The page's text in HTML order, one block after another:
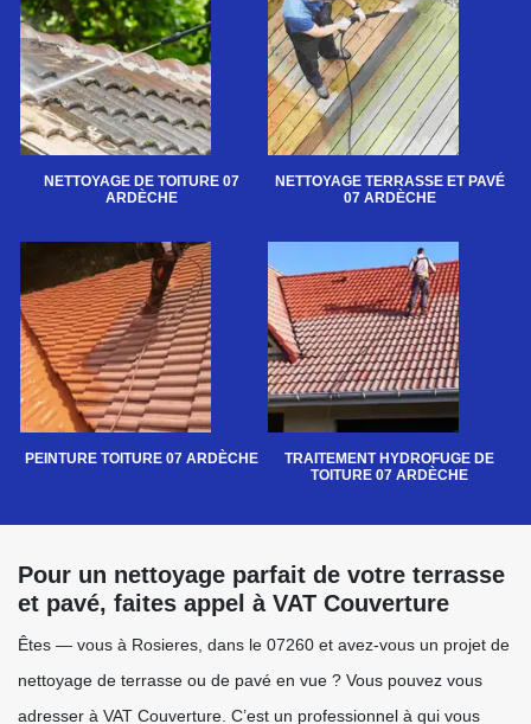
NETTOYAGE DE TOITURE 07
ARDÈCHE
NETTOYAGE TERRASSE ET PAVÉ
07 ARDÈCHE
PEINTURE TOITURE 07 ARDÈCHE
TRAITEMENT HYDROFUGE DE
TOITURE 07 ARDÈCHE
Pour un nettoyage parfait de votre terrasse
et pavé, faites appel à VAT Couverture
Êtes — vous à Rosieres, dans le 07260 et avez-vous un projet de
nettoyage de terrasse ou de pavé en vue ? Vous pouvez vous
adresser à VAT Couverture. C’est un professionnel à qui vous